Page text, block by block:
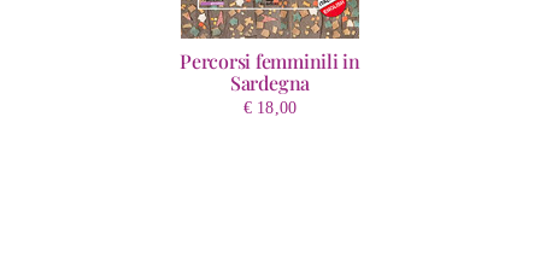
Percorsi femminili in
Sardegna
€18,00